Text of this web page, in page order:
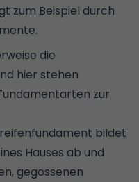
zum Beispiel durch
die
hier stehen
zur
bildet
Hauses ab und
gegossenen